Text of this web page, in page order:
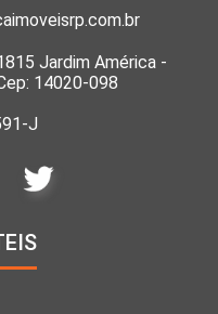
Jardim América -
14020-098
J